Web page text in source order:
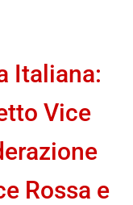
Italiana:
Vice
Rossa e